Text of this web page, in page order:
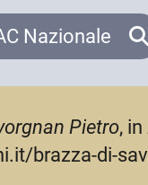
Nazionale
Pietro, in
brazza-di-